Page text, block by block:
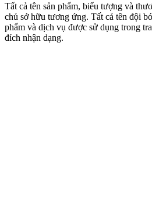
Tất cả tên sản phẩm, biểu tượng và
chủ sở hữu tương ứng. Tất cả tên đội
phẩm và dịch vụ được sử dụng trong
đích nhận dạng.